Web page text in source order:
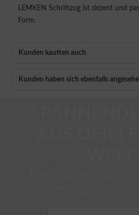
LEMKEN Schriftzug ist dezent und
Form.
Kunden kauften auch
Kunden haben sich ebenfalls